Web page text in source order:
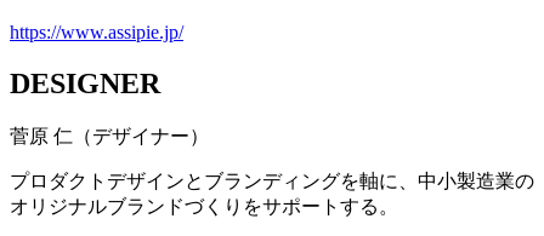
https://www.assipie.jp/
DESIGNER
菅原 仁（デザイナー）
プロダクトデザインとブランディングを軸に、中小製造業の
オリジナルブランドづくりをサポートする。